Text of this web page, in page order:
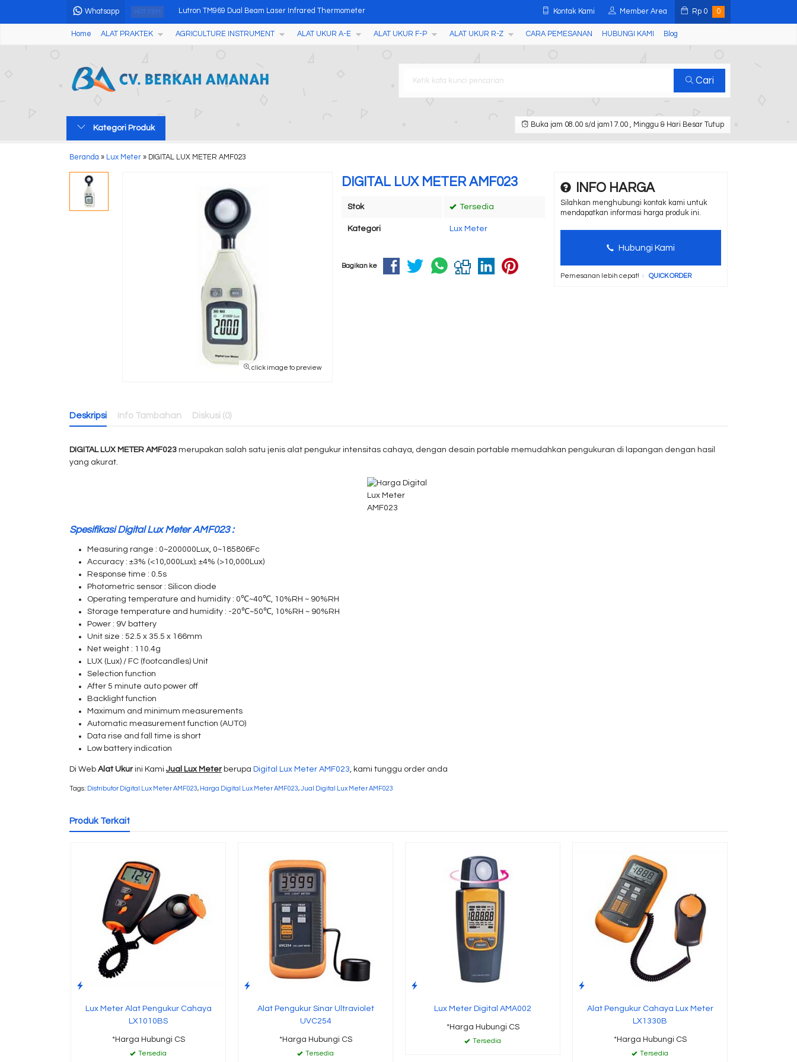
Whatsapp HOT ITEM Electric Seed Blower
USB Disposable Temperature Data Logger D25, D50, D
Automatic Potential Titration Meter ZD-2
Portable Ultrasonic Flaw Detector MFD550B
Lutron TM969 Dual Beam Laser Infrared Thermometer
Kontak Kami Member Area Rp 0 0
Home ALAT PRAKTEK AGRICULTURE INSTRUMENT ALAT UKUR A-E ALAT UKUR F-P ALAT UKUR R-Z CARA PEMESANAN HUBUNGI KAMI Blog
Cari
Kategori Produk Buka jam 08.00 s/d jam17.00 , Minggu & Hari Besar Tutup
Beranda » Lux Meter » DIGITAL LUX METER AMF023
click image to preview
DIGITAL LUX METER AMF023
Stok Tersedia
Kategori Lux Meter
INFO HARGA
Silahkan menghubungi kontak kami untuk
mendapatkan informasi harga produk ini.
Hubungi Kami
Pemesanan lebih cepat! QUICK ORDER
Bagikan ke
Deskripsi Info Tambahan Diskusi (0)
DIGITAL LUX METER AMF023 merupakan salah satu jenis alat pengukur intensitas cahaya, dengan desain portable memudahkan pengukuran di lapangan dengan hasil
yang akurat.
Spesifikasi Digital Lux Meter AMF023 :
Measuring range : 0~200000Lux, 0~185806Fc
Accuracy : ±3% (<10,000Lux); ±4% (>10,000Lux)
Response time : 0.5s
Photometric sensor : Silicon diode
Operating temperature and humidity : 0℃~40℃, 10%RH ~ 90%RH
Storage temperature and humidity : -20℃~50℃, 10%RH ~ 90%RH
Power : 9V battery
Unit size : 52.5 x 35.5 x 166mm
Net weight : 110.4g
LUX (Lux) / FC (footcandles) Unit
Selection function
After 5 minute auto power off
Backlight function
Maximum and minimum measurements
Automatic measurement function (AUTO)
Data rise and fall time is short
Low battery indication
Di Web Alat Ukurini KamiJual Lux Meterberupa Digital Lux Meter AMF023, kami tunggu order anda
Tags: Distributor Digital Lux Meter AMF023, Harga Digital Lux Meter AMF023,Jual Digital Lux Meter AMF023
Produk Terkait
Lux Meter Alat Pengukur Cahaya
LX1010BS
*Harga Hubungi CS
Tersedia
Alat Pengukur Sinar Ultraviolet
UVC254
*Harga Hubungi CS
Tersedia
Lux Meter Digital AMA002
*Harga Hubungi CS
Tersedia
Alat Pengukur Cahaya Lux Meter
LX1330B
*Harga Hubungi CS
Tersedia